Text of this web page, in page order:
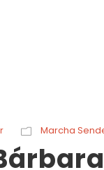
Marcha